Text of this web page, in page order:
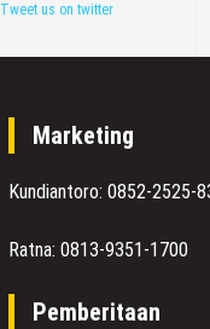
Tweet us on twitter
Marketing
Kundiantoro: 0852-2525-
Ratna: 0813-9351-1700
Pemberitaan